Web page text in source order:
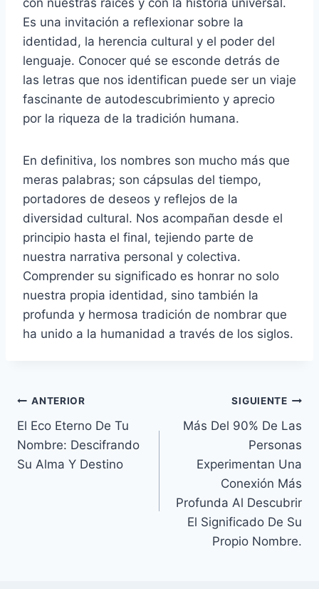
Es una invitación a reflexionar sobre la
identidad, la herencia cultural y el poder del
lenguaje. Conocer qué se esconde detrás de
las letras que nos identifican puede ser un viaje
fascinante de autodescubrimiento y aprecio
por la riqueza de la tradición humana.
En definitiva, los nombres son mucho más que
meras palabras; son cápsulas del tiempo,
portadores de deseos y reflejos de la
diversidad cultural. Nos acompañan desde el
principio hasta el final, tejiendo parte de
nuestra narrativa personal y colectiva.
Comprender su significado es honrar no solo
nuestra propia identidad, sino también la
profunda y hermosa tradición de nombrar que
ha unido a la humanidad a través de los siglos.
Navegación
de
entradas
ANTERIOR
El Eco Eterno De Tu
Nombre: Descifrando
Su Alma Y Destino
SIGUIENTE
Más Del 90% De Las
Personas
Experimentan Una
Conexión Más
Profunda Al Descubrir
El Significado De Su
Propio Nombre.